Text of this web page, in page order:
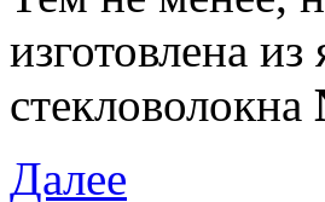
изготовлена
стекловолокна
Далее